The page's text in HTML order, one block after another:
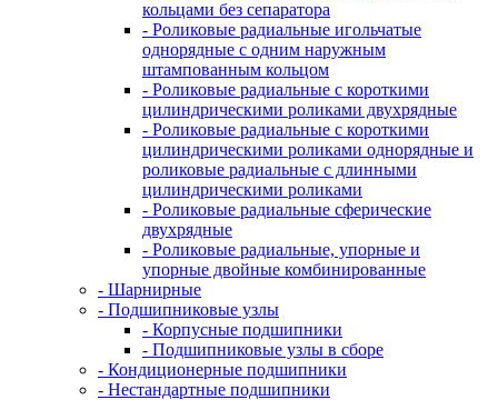
кольцами без сепаратора
- Роликовые радиальные игольчатые
однорядные с одним наружным
штампованным кольцом
- Роликовые радиальные с короткими
цилиндрическими роликами двухрядные
- Роликовые радиальные с короткими
цилиндрическими роликами однорядные и
роликовые радиальные с длинными
цилиндрическими роликами
- Роликовые радиальные сферические
двухрядные
- Роликовые радиальные, упорные и
упорные двойные комбинированные
- Шарнирные
- Подшипниковые узлы
- Корпусные подшипники
- Подшипниковые узлы в сборе
- Кондиционерные подшипники
- Нестандартные подшипники